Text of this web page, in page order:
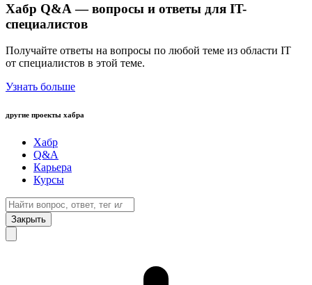
Хабр Q&A — вопросы и ответы для IT-
специалистов
Получайте ответы на вопросы по любой теме из области IT
от специалистов в этой теме.
Узнать больше
другие проекты хабра
Хабр
Q&A
Карьера
Курсы
Закрыть